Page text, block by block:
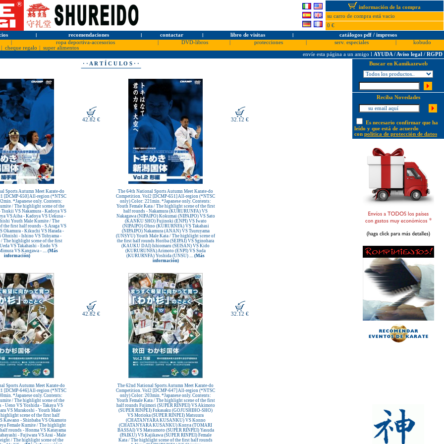
información de la compra
su carro de compra está vacio
0 €
l recomendaciones l contactar l libro de visitas l
catálogos pdf / impresos
ropa deportiva-accesorios DVD-libros protecciones serv. especiales
kobudo
cheque regalo
super alimentos
envíe esta página a un amigo l AYUDA / Aviso legal / RGPD
· · A R T Í C U L O S · ·
Sports Autumn Meet Karate-do
[DCMP-650] All-region (*NTSC
*Japanese only. Contents:
/ The highlight scene of the
VS Nakamura - Kadoya VS
VS Aiba - Kadoya VS Uekusa -
Youth Male Kumite / The
the first half rounds - S.Araga VS
Okamura - Kikuchi VS Harada -
Ohnishi - Ishino VS Tohyama -
/ The highlight scene of the first
VS Takahashi - Endo VS
VS Kangawa - ....(Más
información)
42.82 €
The 64th National Sports Autumn Meet Karate-do
Competition. Vol2 [DCMP-651] All-region (*NTSC
only) Color: 221min. *Japanese only. Contents:
Youth Female Kata / The highlight scene of the first
half rounds - Nakamura (KURURUNFA) VS
Nakagawa (NIPAIPO) Kokumai (NIPAIPO) VS Sato
(KANKU SHO) Fujinoki (ENPI) VS Iwato
(NIPAIPO) Ohno (KURURNFA) VS Takahasi
(NIPAIPO) Nakamura (ANAN) VS Tsuruyama
(UNSYU) Youth Male Kata / The highlight scene of
the first half rounds Horiba (SEIPAI) VS Sginohara
(KAUKU DAI) Ishiomaru (SEISAN) VS Kido
(KURURUNFA) Arimoto (ENPI) VS Suda
(KURURNFA) Yoshida (UNSU) .... (Más
información)
32.12 €
Sports Autumn Meet Karate-do
[DCMP-646] All-region (*NTSC
*Japanese only. Contents:
/ The highlight scene of the
- Ueno VS Yoshida - Takaya VS
VS Murakoshi - Youth Male
scene of the first half
Kawano - Shinbaba VS Okamoto
Female Kumite / The highlight
rounds - Honma VS Katayama
- Fujiwara VS Arai - Male
/ The highlight scene of the
42.82 €
The 62nd National Sports Autumn Meet Karate-do
Competition. Vol2 [DCMP-647] All-region (*NTSC
only) Color: 203min. *Japanese only. Contents:
Youth Female Kata / The highlight scene of the first
half rounds Fujimori (SUPER RINPEI) VS Akimoto
(SUPER RINPEI) Fukasaku (GOJUSHIHO-SHO)
VS Morioka (SUPER RINPEI) Matsuura
(CHATANYARA KUSANKU) VS Konno
(CHATANYARA KUSANKU) Konya (TOMARI
BASSAI) VS Matsumoto (SUPER RINPEI) Yasuda
(PAIKU) VS Kajikawa (SUPER RINPEI) Female
Kata / The highlight scene of the first half rounds
32.12 €
Buscar en Kamikazeweb
Reciba Novedades
Es necesario confirmar que ha
leído y que está de acuerdo
con política de protección de datos